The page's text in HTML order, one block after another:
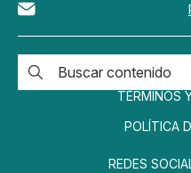
TÉRMINOS
POLÍTICA
REDES